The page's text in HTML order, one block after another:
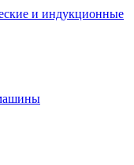
и индукционные